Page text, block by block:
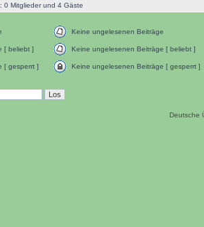
0 Mitglieder und 4 Gäste
Keine ungelesenen Beiträge
[ beliebt ] Keine ungelesenen Beiträge [ beliebt ]
[ gesperrt ] Keine ungelesenen Beiträge [ gesperrt ]
Deutsche